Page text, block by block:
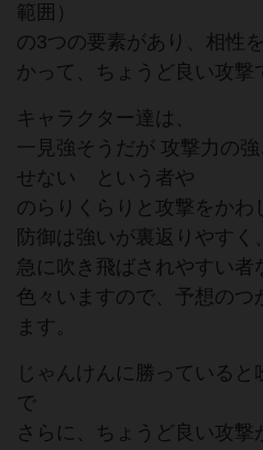
範囲）
の3つの要素があり、相性
かって、ちょうど良い攻撃
キャラクター達は、
一見強そうだが 攻撃力の
せない という者や
のらりくらりと攻撃をかわ
防御は強いが裏返りやすく
急に吹き飛ばされやすい者
色々いますので、予想のつ
ます。
じゃんけんに勝っている
で
さらに、ちょうど良い攻撃